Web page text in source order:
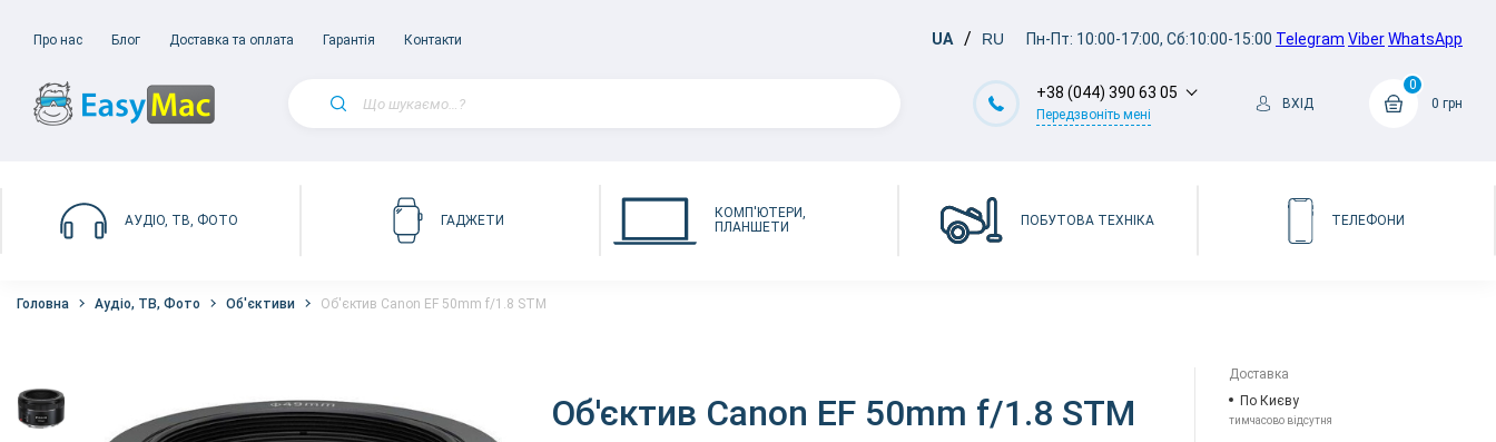
Про нас Блог Доставка та оплата Гарантія Контакти UA RU Пн-Пт: 10:00-17:00, Сб:10:00-15:00 Telegram ViberWhatsApp
+38 (044) 390 63 05
Передзвоніть мені
ВХІД
0
0 грн
АУДІО, ТВ, ФОТО ГАДЖЕТИ
КОМП'ЮТЕРИ,
ПЛАНШЕТИ
ПОБУТОВА ТЕХНІКА ТЕЛЕФОНИ
Головна Аудіо, ТВ, Фото Об'єктиви Об'єктив Canon EF 50mm f/1.8 STM
Об'єктив Canon EF 50mm f/1.8 STM
Доставка
По Києву
тимчасово відсутня